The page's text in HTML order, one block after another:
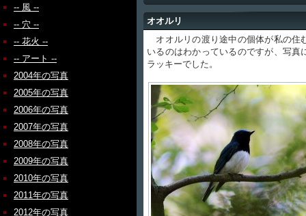
-- 風 --
-- 穴 --
-- 花火 --
-- アート --
2004年の写真
2005年の写真
2006年の写真
2007年の写真
2008年の写真
2009年の写真
2010年の写真
2011年の写真
2012年の写真
オオルリ
オオルリの渡り途中の個体が私の住
いるのはわかっているのですが、写
ラッキーでした。